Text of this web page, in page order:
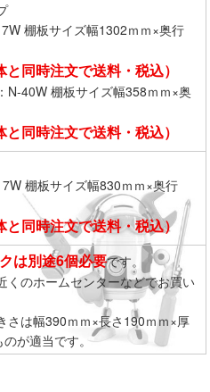
棚板サイズ幅1302ｍｍ×奥行
同時注文で送料・税込）
N-40W 棚板サイズ幅358ｍｍ×奥
同時注文で送料・税込）
棚板サイズ幅830ｍｍ×奥行
と同時注文で送料・税込）
は別途6個必要です。
くのホームセンターなどでお買い
さは幅390ｍｍ×長さ190ｍｍ×厚
が適当です。